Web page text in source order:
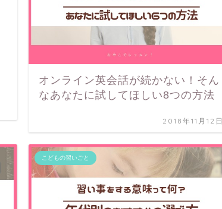
オンライン英会話が続かない！そん
なあなたに試してほしい8つの方法
2018年11月12日
こどもの習いごと